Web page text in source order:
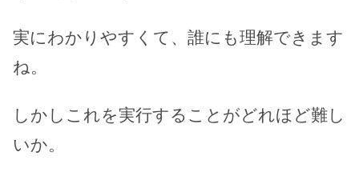
実にわかりやすくて、誰にも理解できます
ね。
しかしこれを実行することがどれほど難し
いか。